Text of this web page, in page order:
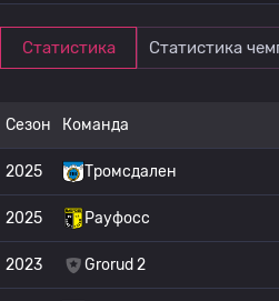
Статистика Статистика
Сезон Команда
2025 Тромсдален
2025 Рауфосс
2023 Grorud 2